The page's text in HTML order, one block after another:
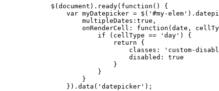
            $(document).ready(function() {
var myDatepicker = $('#my-
                    multipleDates:true,
onRenderCell: function(date,
                        if (cellType == 'day') {
                            return {
classes: 'custom-
                                disabled: true
                            }
                        }
                    }
                }).data('datepicker');